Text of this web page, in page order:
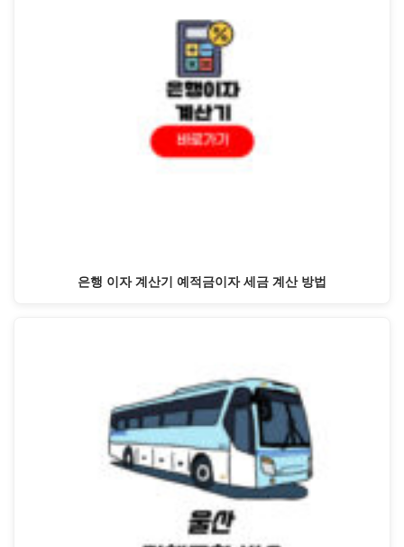
은행 이자 계산기 예적금이자 세금 계산 방법